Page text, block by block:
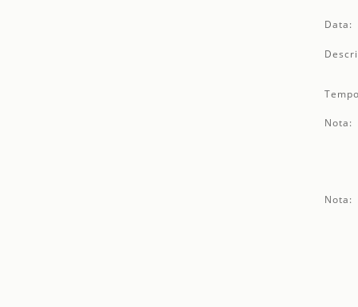
Data:
Nota:
Nota: